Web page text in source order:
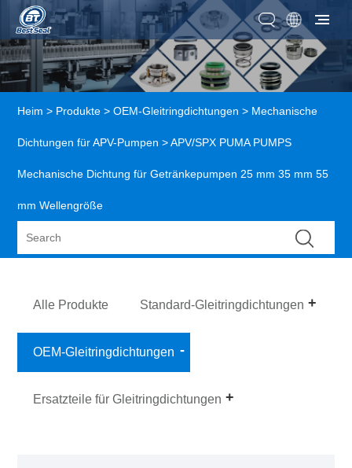
Heim > Produkte >OEM-Gleitringdichtungen > Mechanische
Dichtungen für APV-Pumpen > APV/SPX PUMA PUMPS
Mechanische Dichtung für Getränkepumpen 25 mm 35 mm 55
mm Wellengröße
Alle Produkte Standard-Gleitringdichtungen
OEM-Gleitringdichtungen
Ersatzteile für Gleitringdichtungen